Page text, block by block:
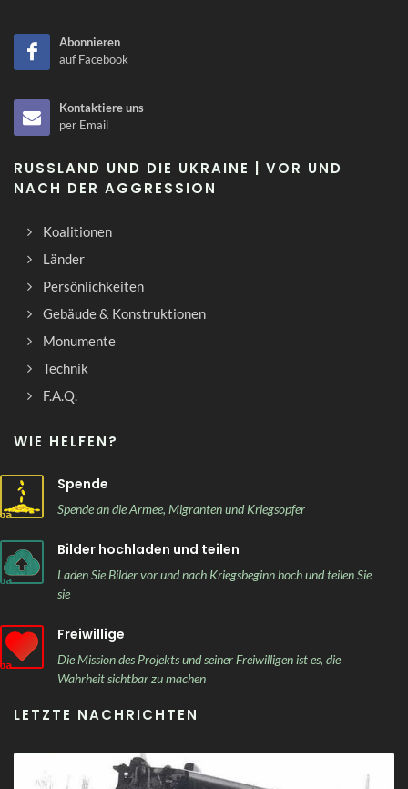
Abonnieren
auf Facebook
Kontaktiere uns
per Email
RUSSLAND UND DIE UKRAINE | VOR UND
NACH DER AGGRESSION
Koalitionen
Länder
Persönlichkeiten
Gebäude & Konstruktionen
Monumente
Technik
F.A.Q.
WIE HELFEN?
Spende
Spende an die Armee, Migranten und Kriegsopfer
Bilder hochladen und teilen
Laden Sie Bilder vor und nach Kriegsbeginn hoch und teilen Sie
sie
Freiwillige
Die Mission des Projekts und seiner Freiwilligen ist es, die
Wahrheit sichtbar zu machen
LETZTE NACHRICHTEN